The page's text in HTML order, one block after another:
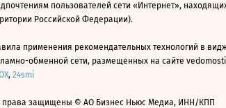
пользователей сети «Интернет»,
Российской Федерации).
применения рекомендательных технологий в
обменной сети, размещенных на сайте
, 24smi
права защищены © АО Бизнес Ньюс Медиа, ИНН/КПП